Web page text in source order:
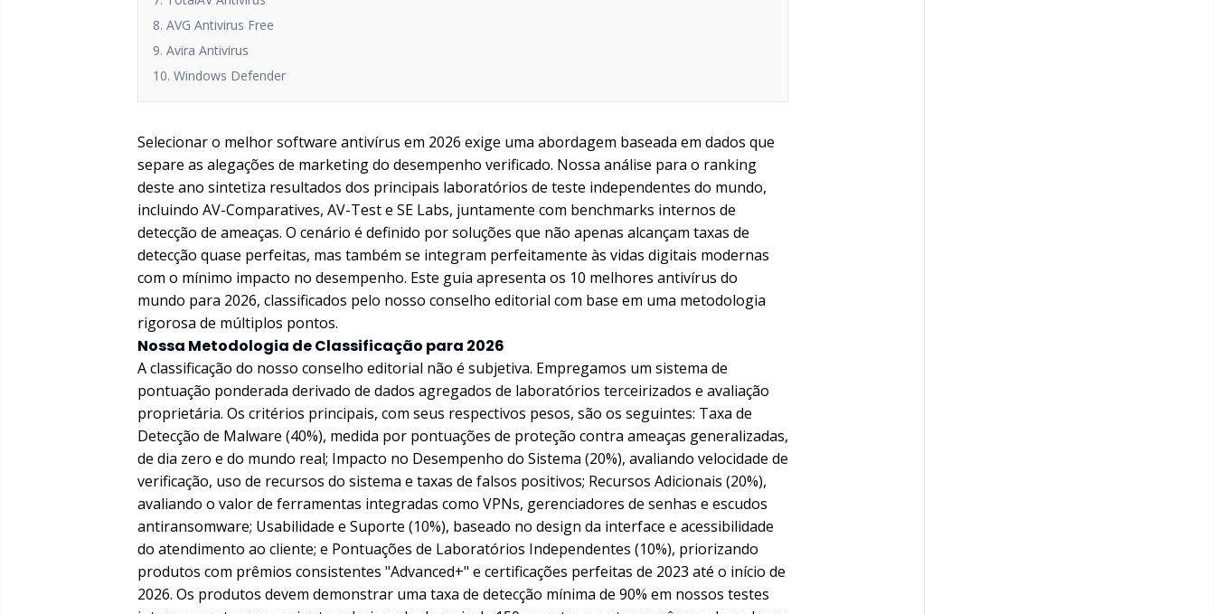
8. AVG Antivirus Free
9. Avira Antivirus
10. Windows Defender
Selecionar o melhor software antivírus em 2026 exige uma abordagem baseada em dados que
separe as alegações de marketing do desempenho verificado. Nossa análise para o ranking
deste ano sintetiza resultados dos principais laboratórios de teste independentes do mundo,
incluindo AV-Comparatives, AV-Test e SE Labs, juntamente com benchmarks internos de
detecção de ameaças. O cenário é definido por soluções que não apenas alcançam taxas de
detecção quase perfeitas, mas também se integram perfeitamente às vidas digitais modernas
com o mínimo impacto no desempenho. Este guia apresenta os 10 melhores antivírus do
mundo para 2026, classificados pelo nosso conselho editorial com base em uma metodologia
rigorosa de múltiplos pontos.
Nossa Metodologia de Classificação para 2026
A classificação do nosso conselho editorial não é subjetiva. Empregamos um sistema de
pontuação ponderada derivado de dados agregados de laboratórios terceirizados e avaliação
proprietária. Os critérios principais, com seus respectivos pesos, são os seguintes: Taxa de
Detecção de Malware (40%), medida por pontuações de proteção contra ameaças generalizadas,
de dia zero e do mundo real; Impacto no Desempenho do Sistema (20%), avaliando velocidade de
verificação, uso de recursos do sistema e taxas de falsos positivos; Recursos Adicionais (20%),
avaliando o valor de ferramentas integradas como VPNs, gerenciadores de senhas e escudos
antiransomware; Usabilidade e Suporte (10%), baseado no design da interface e acessibilidade
do atendimento ao cliente; e Pontuações de Laboratórios Independentes (10%), priorizando
produtos com prêmios consistentes "Advanced+" e certificações perfeitas de 2023 até o início de
2026. Os produtos devem demonstrar uma taxa de detecção mínima de 90% em nossos testes